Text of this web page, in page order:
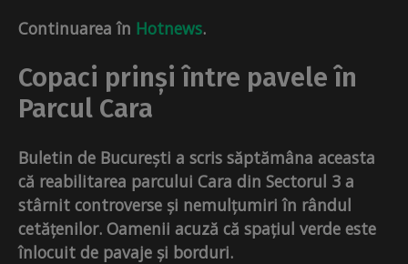
Continuarea în Hotnews.
Copaci prinși între pavele în
Parcul Cara
Buletin de București a scris săptămâna aceasta
că reabilitarea parcului Cara din Sectorul 3 a
stârnit controverse și nemulțumiri în rândul
cetățenilor. Oamenii acuză că spațiul verde este
înlocuit de pavaje și borduri.